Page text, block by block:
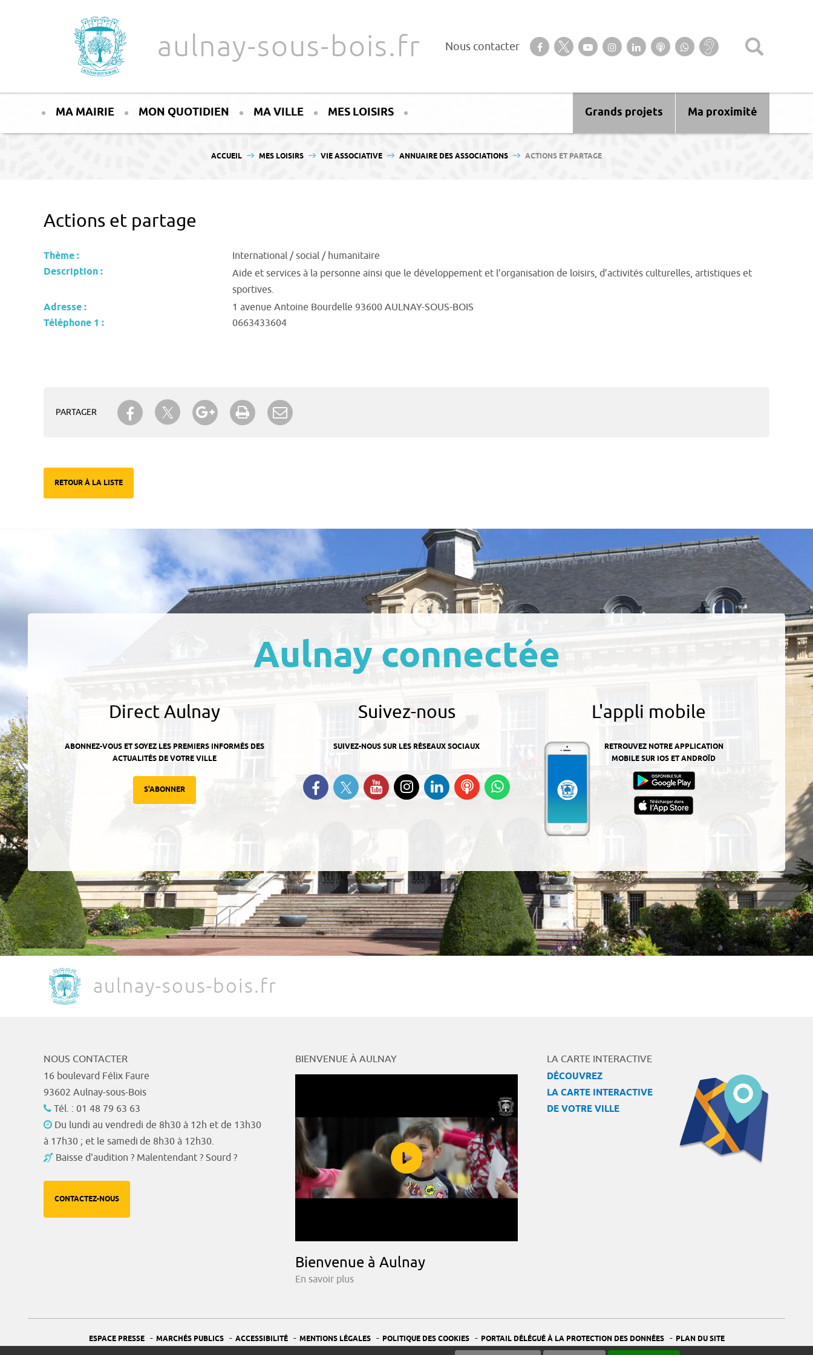
aulnay-sous-bois.fr Nous contacter Suivez-nous sur notre page Facebook
Suivez-nous sur Twitter
Suivez-nous sur YouTube
Suivez-nous sur Instagram
Retrouvez-nous sur Linkedin
Ecoutez nos Podcasts
Suivez-nous sur
WhatsApp
Baisse
d’audition ?
MA MAIRIE MON QUOTIDIEN MA VILLE MES LOISIRS Ma proximité
Grands projets
VOUS ÊTES ICI :
ACCUEIL MES LOISIRS VIE ASSOCIATIVE ANNUAIRE DES ASSOCIATIONS ACTIONS ET PARTAGE
Actions et partage
Thème : International / social / humanitaire
Description :
Aide et services à la personne ainsi que le développement et l’organisation de loisirs, d’activités culturelles, artistiques et
sportives.
Adresse : 1 avenue Antoine Bourdelle 93600 AULNAY-SOUS-BOIS
Téléphone 1 : 0663433604
PARTAGER
Partager sur Facebook
Partager sur TwitterPartager sur Google+
Imprimer
RETOUR À LA LISTE
Aulnay connectée
Direct Aulnay
ABONNEZ-VOUS ET SOYEZ LES PREMIERS INFORMÉS DES
ACTUALITÉS DE VOTRE VILLE
S'ABONNER
Suivez-nous
SUIVEZ-NOUS SUR LES RÉSEAUX SOCIAUX
Retrouvez-nous sur Facebook
Suivez-nous sur Twitter
Suivez-nous sur YouTube
Suivez-nous sur
Instagram
Retrouvez-nous
sur Linkedin
Ecoutez
nos
L'appli mobile
RETROUVEZ NOTRE APPLICATION
MOBILE SUR IOS ET ANDROÏD
aulnay-sous-bois.fr
NOUS CONTACTER
16 boulevard Félix Faure
93602 Aulnay-sous-Bois
Tél. : 01 48 79 63 63
Du lundi au vendredi de 8h30 à 12h et de 13h30
à 17h30 ; et le samedi de 8h30 à 12h30.
Baisse d'audition ? Malentendant ? Sourd ?
CONTACTEZ-NOUS
BIENVENUE À AULNAY
Bienvenue à Aulnay
En savoir plus
LA CARTE INTERACTIVE
DÉCOUVREZ
LA CARTE INTERACTIVE
DE VOTRE VILLE
ESPACE PRESSE - MARCHÉS PUBLICS - ACCESSIBILITÉ - MENTIONS LÉGALES - POLITIQUE DES COOKIES - PORTAIL DÉLÉGUÉ À LA PROTECTION DES DONNÉES - PLAN DU SITE